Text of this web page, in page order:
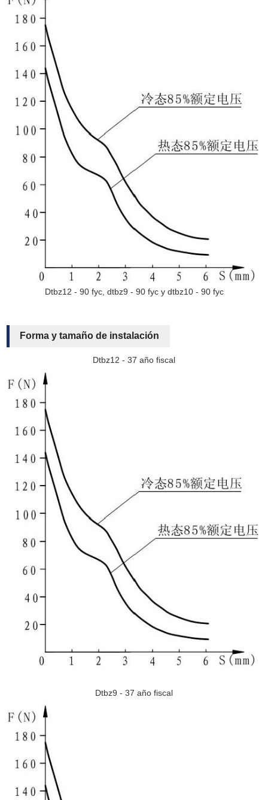
Dtbz12 - 90 fyc, dtbz9 - 90 fyc y dtbz10 - 90 fyc
Forma y tamaño de instalación
Dtbz12 - 37 año fiscal
Dtbz9 - 37 año fiscal